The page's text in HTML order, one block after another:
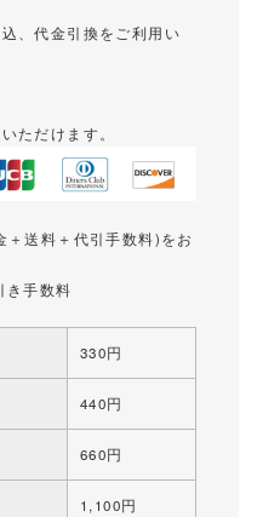
、代金引換をご利用い
ただけます。
送料＋代引手数料)をお
き手数料
330円
440円
660円
1,100円